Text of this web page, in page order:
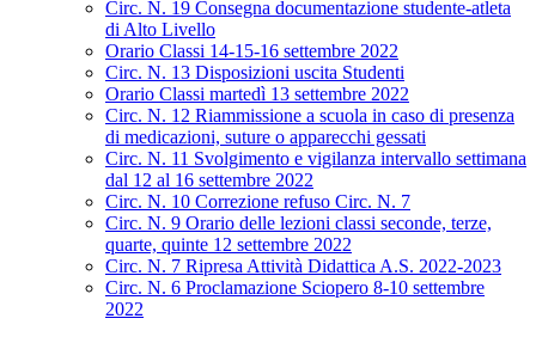
Circ. N. 19 Consegna documentazione studente-atleta
di Alto Livello
Orario Classi 14-15-16 settembre 2022
Circ. N. 13 Disposizioni uscita Studenti
Orario Classi martedì 13 settembre 2022
Circ. N. 12 Riammissione a scuola in caso di presenza
di medicazioni, suture o apparecchi gessati
Circ. N. 11 Svolgimento e vigilanza intervallo settimana
dal 12 al 16 settembre 2022
Circ. N. 10 Correzione refuso Circ. N. 7
Circ. N. 9 Orario delle lezioni classi seconde, terze,
quarte, quinte 12 settembre 2022
Circ. N. 7 Ripresa Attività Didattica A.S. 2022-2023
Circ. N. 6 Proclamazione Sciopero 8-10 settembre
2022